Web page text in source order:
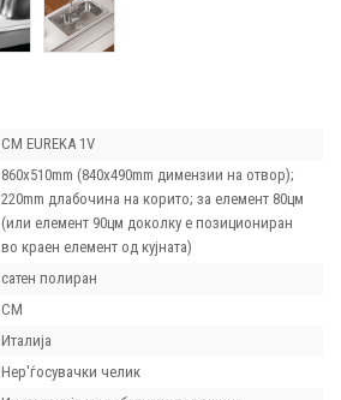
CM EUREKA 1V
860x510mm (840x490mm димензии на отвор);
220mm длабочина на корито; за елемент 80цм
(или елемент 90цм доколку е позициониран
во краен елемент од кујната)
сатен полиран
CM
Италија
Нер'ѓосувачки челик